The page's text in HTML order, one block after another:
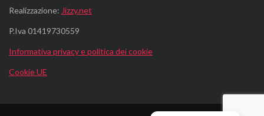
Realizzazione: Jizzy.net
P.Iva 01419730559
Informativa privacy e politica dei cookie
Cookie UE